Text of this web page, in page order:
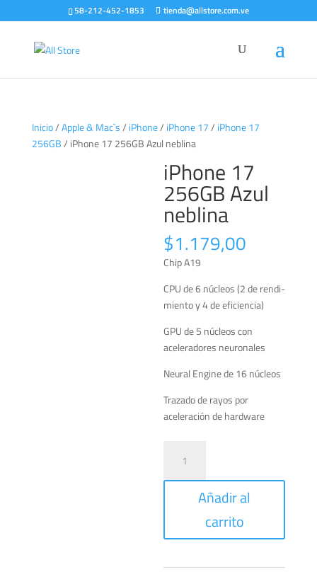
58-212-452-1853 tienda@allstore.com.ve
Inicio/Apple & Mac`s/ iPhone/ iPhone 17/ iPhone 17
256GB/ iPhone 17 256GB Azul neblina
iPhone 17
256GB Azul
neblina
$1.179,00
Chip A19
CPU de 6 núcleos (2 de rendi­
miento y 4 de eficiencia)
GPU de 5 núcleos con
aceleradores neuronales
Neural Engine de 16 núcleos
Trazado de rayos por
aceleración de hardware
256GB
Añadir al
carrito